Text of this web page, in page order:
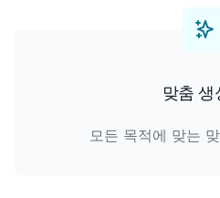
맞춤 생
모든 목적에 맞는